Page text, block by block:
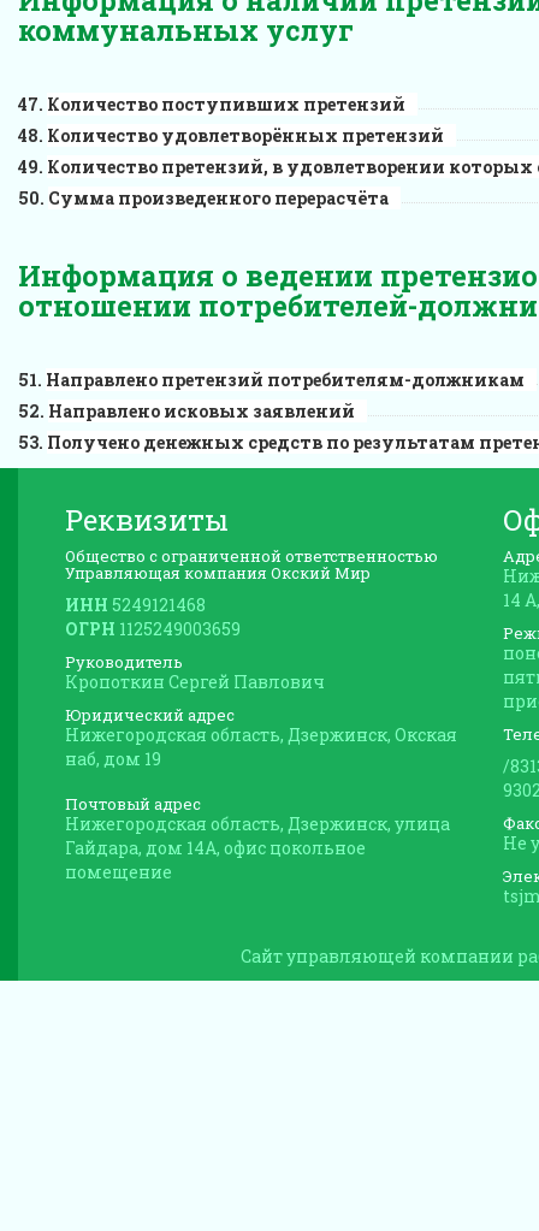
коммунальных услуг
Количество поступивших претензий
Количество удовлетворённых претензий
Количество претензий, в удовлетворении которых
Сумма произведенного перерасчёта
Информация о ведении
отношении потребителей-
Направлено претензий потребителям-должникам
Направлено исковых заявлений
Получено денежных средств по результатам
Реквизиты
Общество с ограниченной ответственностью
Управляющая компания Окский Мир
ИНН 5249121468
ОГРН 1125249003659
Руководитель
Кропоткин Сергей Павлович
Юридический адрес
Нижегородская область, Дзержинск, Окская
наб, дом 19
Почтовый адрес
Нижегородская область, Дзержинск, улица
Гайдара, дом 14А, офис цокольное
помещение
14
/
Не
Сайт управляющей компании